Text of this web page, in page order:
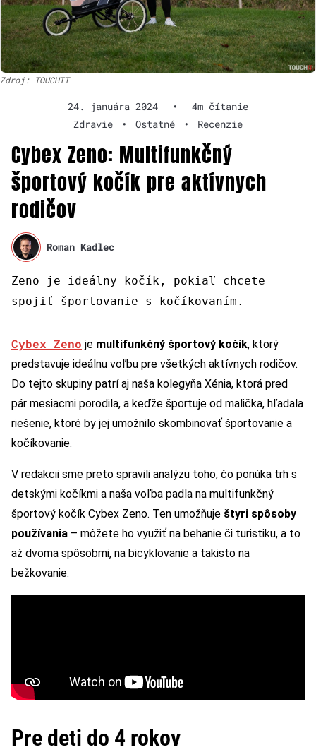
Zdroj: TOUCHIT
24. januára 2024 •
4m čítanie
Zdravie
• Ostatné • Recenzie
Cybex Zeno: Multifunkčný
športový kočík pre aktívnych
rodičov
Roman Kadlec
Zeno je ideálny kočík, pokiaľ chcete
spojiť športovanie s kočíkovaním.
Cybex Zeno je multifunkčný športový kočík, ktorý
predstavuje ideálnu voľbu pre všetkých aktívnych rodičov.
Do tejto skupiny patrí aj naša kolegyňa Xénia, ktorá pred
pár mesiacmi porodila, a keďže športuje od malička, hľadala
riešenie, ktoré by jej umožnilo skombinovať športovanie a
kočíkovanie.
V redakcii sme preto spravili analýzu toho, čo ponúka trh s
detskými kočíkmi a naša voľba padla na multifunkčný
športový kočík Cybex Zeno. Ten umožňuje štyri spôsoby
používania – môžete ho využiť na behanie či turistiku, a to
až dvoma spôsobmi, na bicyklovanie a takisto na
bežkovanie.
Pre deti do 4 rokov